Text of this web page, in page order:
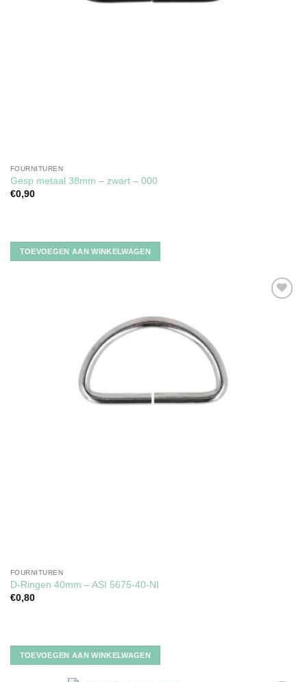
FOURNITUREN
Gesp metaal 38mm – zwart – 000
€0,90
TOEVOEGEN AAN WINKELWAGEN
FOURNITUREN
D-Ringen 40mm – ASI 5675-40-NI
€0,80
TOEVOEGEN AAN WINKELWAGEN